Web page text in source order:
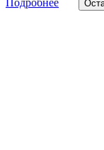
Подробнее